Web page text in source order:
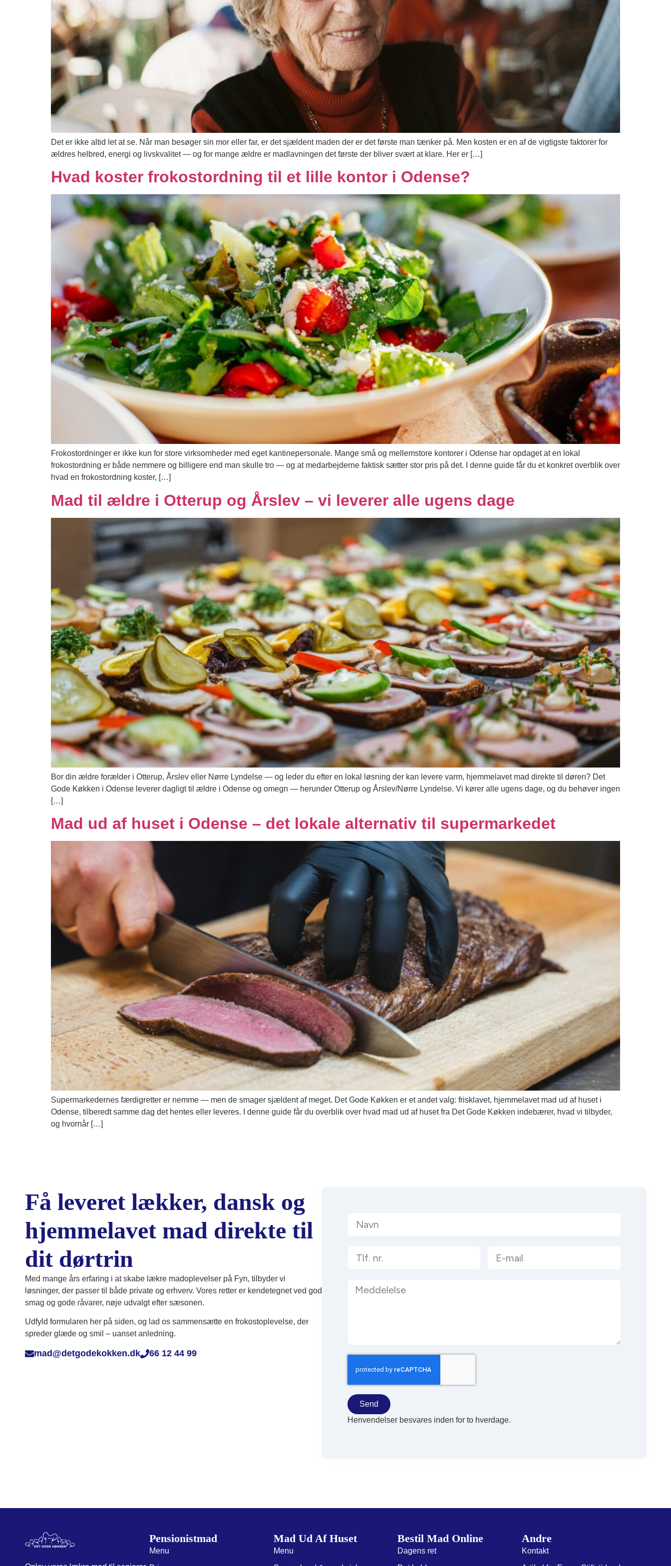
Det er ikke altid let at se. Når man besøger sin mor eller far, er det sjældent maden der er det første man tænker på. Men kosten er en af de vigtigste faktorer for
ældres helbred, energi og livskvalitet — og for mange ældre er madlavningen det første der bliver svært at klare. Her er […]
Hvad koster frokostordning til et lille kontor i Odense?
Frokostordninger er ikke kun for store virksomheder med eget kantinepersonale. Mange små og mellemstore kontorer i Odense har opdaget at en lokal
frokostordning er både nemmere og billigere end man skulle tro — og at medarbejderne faktisk sætter stor pris på det. I denne guide får du et konkret overblik over
hvad en frokostordning koster, […]
Mad til ældre i Otterup og Årslev – vi leverer alle ugens dage
Bor din ældre forælder i Otterup, Årslev eller Nørre Lyndelse — og leder du efter en lokal løsning der kan levere varm, hjemmelavet mad direkte til døren? Det
Gode Køkken i Odense leverer dagligt til ældre i Odense og omegn — herunder Otterup og Årslev/Nørre Lyndelse. Vi kører alle ugens dage, og du behøver ingen
[…]
Mad ud af huset i Odense – det lokale alternativ til supermarkedet
Supermarkedernes færdigretter er nemme — men de smager sjældent af meget. Det Gode Køkken er et andet valg: frisklavet, hjemmelavet mad ud af huset i
Odense, tilberedt samme dag det hentes eller leveres. I denne guide får du overblik over hvad mad ud af huset fra Det Gode Køkken indebærer, hvad vi tilbyder,
og hvornår […]
Få leveret lækker, dansk og
hjemmelavet mad direkte til
dit dørtrin
Med mange års erfaring i at skabe lækre madoplevelser på Fyn, tilbyder vi
løsninger, der passer til både private og erhverv. Vores retter er kendetegnet ved god
smag og gode råvarer, nøje udvalgt efter sæsonen.
Udfyld formularen her på siden, og lad os sammensætte en frokostoplevelse, der
spreder glæde og smil – uanset anledning.
mad@detgodekokken.dk 66 12 44 99
Send
Henvendelser besvares inden for to hverdage.
Pensionistmad
Menu
Mad Ud Af Huset
Menu
Bestil Mad Online
Dagens ret
Andre
Kontakt